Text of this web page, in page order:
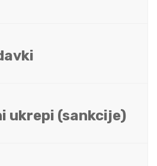
ukrepi (sankcije)